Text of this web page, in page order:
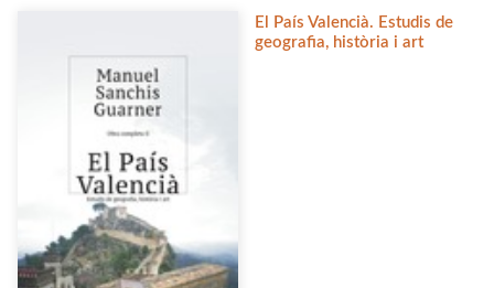
El País Valencià. Estudis de
geografia, història i art